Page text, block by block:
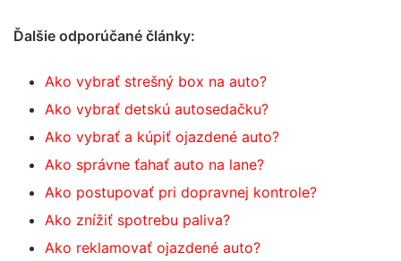
Ďalšie odporúčané články:
Ako vybrať strešný box na auto?
Ako vybrať detskú autosedačku?
Ako vybrať a kúpiť ojazdené auto?
Ako správne ťahať auto na lane?
Ako postupovať pri dopravnej kontrole?
Ako znížiť spotrebu paliva?
Ako reklamovať ojazdené auto?